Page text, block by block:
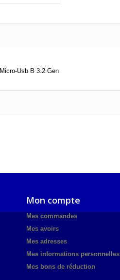
Usb B 3.2 Gen
Mon compte
Mes commandes
Mes avoirs
Mes adresses
Mes informations personnelles
Mes bons de réduction